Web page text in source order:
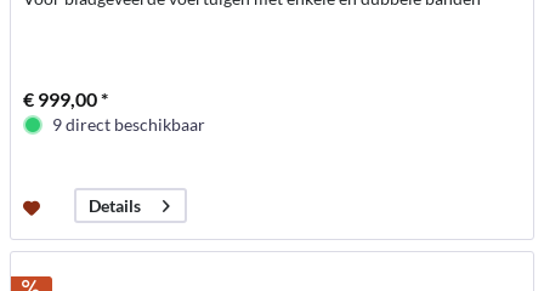
€ 999,00 *
9 direct beschikbaar
Details